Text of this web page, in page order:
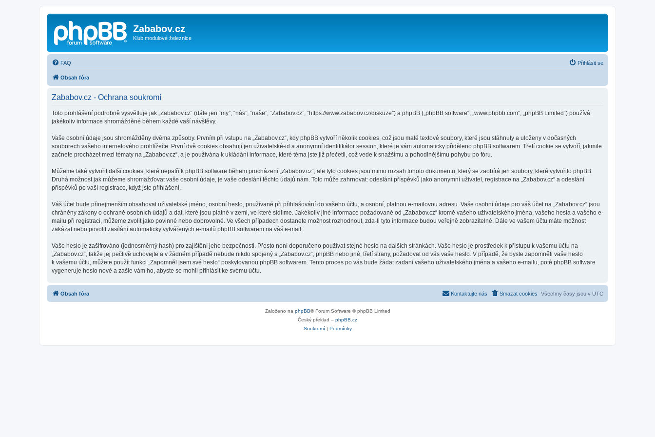
Zababov.cz
Klub modulové železnice
FAQ Přihlásit se
Obsah fóra
Zababov.cz - Ochrana soukromí
Toto prohlášení podrobně vysvětluje jak „Zababov.cz“ (dále jen “my”, “nás”, “naše”, “Zababov.cz”, “https://www.zababov.cz/diskuze”) a phpBB („phpBB software“, „www.phpbb.com“, „phpBB Limited“) používá
jakékoliv informace shromážděné během každé vaší návštěvy.
Vaše osobní údaje jsou shromážděny dvěma způsoby. Prvním při vstupu na „Zababov.cz“, kdy phpBB vytvoří několik cookies, což jsou malé textové soubory, které jsou stáhnuty a uloženy v dočasných
souborech vašeho internetového prohlížeče. První dvě cookies obsahují jen uživatelské-id a anonymní identifikátor session, které je vám automaticky přiděleno phpBB softwarem. Třetí cookie se vytvoří, jakmile
začnete procházet mezi tématy na „Zababov.cz“, a je používána k ukládání informace, které téma jste již přečetli, což vede k snažšímu a pohodlnějšímu pohybu po fóru.
Můžeme také vytvořit další cookies, které nepatří k phpBB software během procházení „Zababov.cz“, ale tyto cookies jsou mimo rozsah tohoto dokumentu, který se zaobírá jen soubory, které vytvořilo phpBB.
Druhá možnost jak můžeme shromažďovat vaše osobní údaje, je vaše odeslání těchto údajů nám. Toto může zahrnovat: odeslání příspěvků jako anonymní uživatel, registrace na „Zababov.cz“ a odeslání
příspěvků po vaší registrace, když jste přihlášeni.
Váš účet bude přinejmenším obsahovat uživatelské jméno, osobní heslo, používané při přihlašování do vašeho účtu, a osobní, platnou e-mailovou adresu. Vaše osobní údaje pro váš účet na „Zababov.cz“ jsou
chráněny zákony o ochraně osobních údajů a dat, které jsou platné v zemi, ve které sídlíme. Jakékoliv jiné informace požadované od „Zababov.cz“ kromě vašeho uživatelského jména, vašeho hesla a vašeho e-
mailu při registraci, můžeme zvolit jako povinné nebo dobrovolné. Ve všech případech dostanete možnost rozhodnout, zda-li tyto informace budou veřejně zobrazitelné. Dále ve vašem účtu máte možnost
zakázat nebo povolit zasílání automaticky vytvářených e-mailů phpBB softwarem na váš e-mail.
Vaše heslo je zašifrováno (jednosměrný hash) pro zajištění jeho bezpečnosti. Přesto není doporučeno používat stejné heslo na dalších stránkách. Vaše heslo je prostředek k přístupu k vašemu účtu na
„Zababov.cz“, takže jej pečlivě uchovejte a v žádném případě nebude nikdo spojený s „Zababov.cz“, phpBB nebo jiné, třetí strany, požadovat od vás vaše heslo. V případě, že byste zapomněli vaše heslo
k vašemu účtu, můžete použít funkci „Zapomněl jsem své heslo“ poskytovanou phpBB softwarem. Tento proces po vás bude žádat zadaní vašeho uživatelského jména a vašeho e-mailu, poté phpBB software
vygeneruje heslo nové a zašle vám ho, abyste se mohli přihlásit ke svému účtu.
Obsah fóra Všechny časy jsou v UTC
Smazat cookies
Kontaktujte nás
Založeno na phpBB® Forum Software © phpBB Limited
Český překlad – phpBB.cz
Soukromí| Podmínky